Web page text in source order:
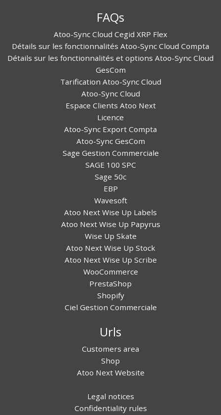
FAQs
Atoo-Sync Cloud Cegid XRP Flex
Détails sur les fonctionnalités Atoo-Sync Cloud Compta
Détails sur les fonctionnalités et options Atoo-Sync Cloud
GesCom
Tarification Atoo-Sync Cloud
Atoo-Sync Cloud
Espace Clients Atoo Next
Licence
Atoo-Sync Export Compta
Atoo-Sync GesCom
Sage Gestion Commerciale
SAGE 100 SPC
Sage 50c
EBP
Wavesoft
Atoo Next Wise Up Labels
Atoo Next Wise Up Papyrus
Wise Up Skate
Atoo Next Wise Up Stock
Atoo Next Wise Up Scribe
WooCommerce
PrestaShop
Shopify
Ciel Gestion Commerciale
Urls
Customers area
Shop
Atoo Next Website
Legal notices
Confidentiality rules